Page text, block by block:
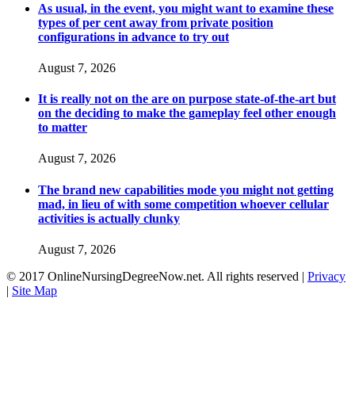
As usual, in the event, you might want to examine these
types of per cent away from private position
configurations in advance to try out
August 7, 2026
It is really not on the are on purpose state-of-the-art but
on the deciding to make the gameplay feel other enough
to matter
August 7, 2026
The brand new capabilities mode you might not getting
mad, in lieu of with some competition whoever cellular
activities is actually clunky
August 7, 2026
© 2017 OnlineNursingDegreeNow.net. All rights reserved | Privacy
| Site Map